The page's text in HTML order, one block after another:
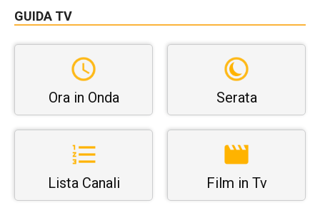
GUIDA TV
Ora in Onda Serata
Lista Canali Film in Tv